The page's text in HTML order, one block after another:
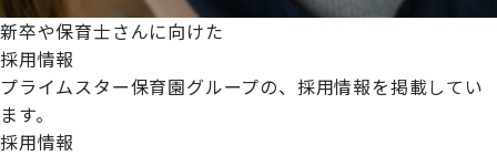
新卒や保育士さんに向けた
採用情報
プライムスター保育園グループの、採用情報を掲載してい
ます。
採用情報